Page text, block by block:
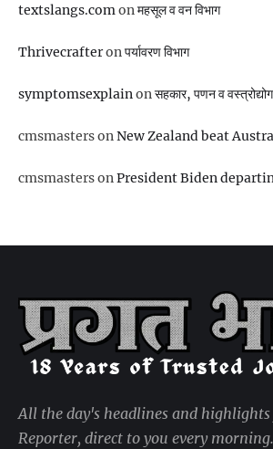
textslangs.comonमहसूल व वन विभाग
Thrivecrafteronपर्यावरण विभाग
symptomsexplainonसहकार, पणन व वस्‍त्रोद्योग
cmsmastersonNew Zealand beat
cmsmastersonPresident Biden
All the day's headlines and
Reporter, direct to you every morning.